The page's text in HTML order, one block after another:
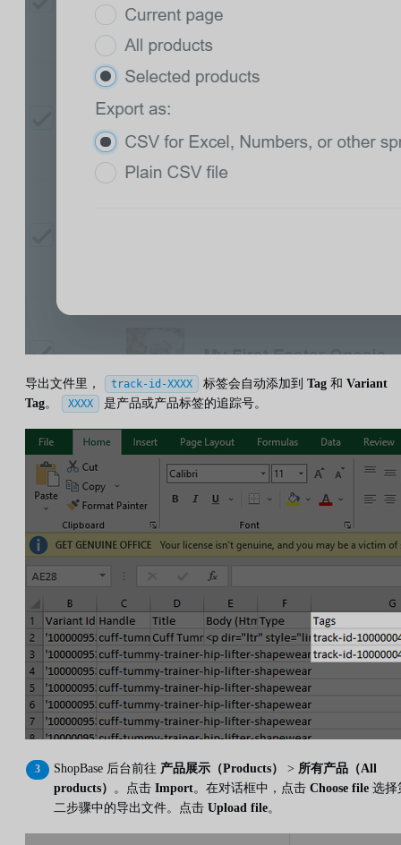
导出文件里， track-id-XXXX 标签会自动添加到 Tag 和 Variant
Tag。 XXXX 是产品或产品标签的追踪号。
ShopBase 后台前往 产品展示（Products） > 所有产品（All
products）
。点击 Import。在对话框中，点击 Choose file 选择
二步骤中的导出文件。点击 Upload file。